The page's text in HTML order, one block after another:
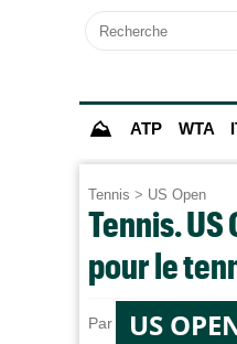
Recherche
⛰ ATP WTA
Tennis > US Open
Tennis.
pour le
Par Sebastien
US